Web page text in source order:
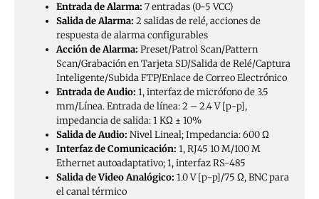
Entrada de Alarma: 7 entradas (0-5 VCC)
Salida de Alarma: 2 salidas de relé, acciones de
respuesta de alarma configurables
Acción de Alarma: Preset/Patrol Scan/Pattern
Scan/Grabación en Tarjeta SD/Salida de Relé/Captura
Inteligente/Subida FTP/Enlace de Correo Electrónico
Entrada de Audio: 1, interfaz de micrófono de 3.5
mm/Línea. Entrada de línea: 2 – 2.4 V [p-p],
impedancia de salida: 1 KΩ ± 10%
Salida de Audio: Nivel Lineal; Impedancia: 600 Ω
Interfaz de Comunicación: 1, RJ45 10 M/100 M
Ethernet autoadaptativo; 1, interfaz RS-485
Salida de Video Analógico: 1.0 V [p-p]/75 Ω, BNC para
el canal térmico